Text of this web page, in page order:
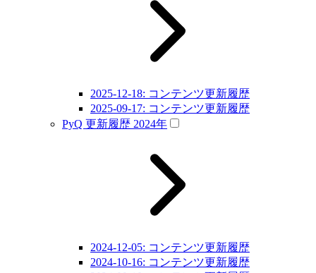
2025-12-18: コンテンツ更新履歴
2025-09-17: コンテンツ更新履歴
PyQ 更新履歴 2024年
2024-12-05: コンテンツ更新履歴
2024-10-16: コンテンツ更新履歴